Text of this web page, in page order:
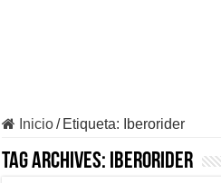
Inicio/ Etiqueta: Iberorider
Tag Archives: Iberorider